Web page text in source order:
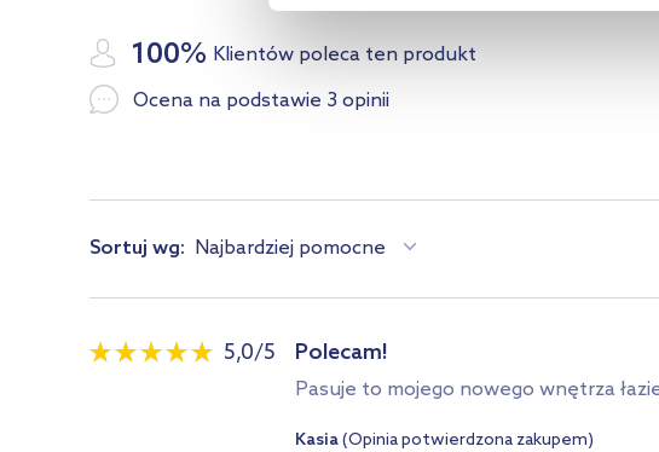
100% Klientów poleca ten produkt
Ocena na podstawie 3 opinii
Sortuj wg: Najbardziej pomocne
5,0/5 Polecam!
Pasuje to mojego nowego wnętrza
Kasia(Opinia potwierdzona zakupem)